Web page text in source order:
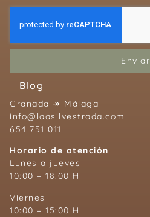
Enviar
Blog
Granada ↠ Málaga
info@laasilvestrada.com
654 751 011
Horario de atención
Lunes a jueves
10:00 – 18:00 H
Viernes
10:00 – 15:00 H